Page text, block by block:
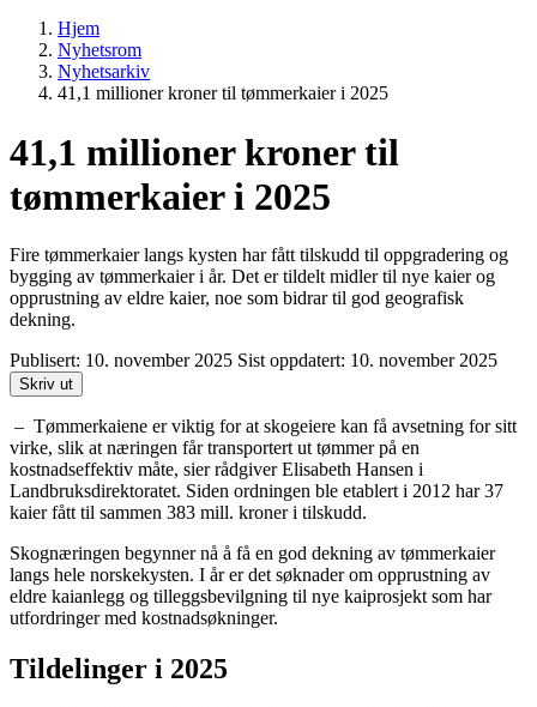
Hjem
Nyhetsrom
Nyhetsarkiv
41,1 millioner kroner til tømmerkaier i 2025
41,1 millioner kroner til
tømmerkaier i 2025
Fire tømmerkaier langs kysten har fått tilskudd til oppgradering og
bygging av tømmerkaier i år. Det er tildelt midler til nye kaier og
opprustning av eldre kaier, noe som bidrar til god geografisk
dekning.
Publisert: 10. november 2025 Sist oppdatert: 10. november 2025
Skriv ut
– Tømmerkaiene er viktig for at skogeiere kan få avsetning for sitt
virke, slik at næringen får transportert ut tømmer på en
kostnadseffektiv måte, sier rådgiver Elisabeth Hansen i
Landbruksdirektoratet. Siden ordningen ble etablert i 2012 har 37
kaier fått til sammen 383 mill. kroner i tilskudd.
Skognæringen begynner nå å få en god dekning av tømmerkaier
langs hele norskekysten. I år er det søknader om opprustning av
eldre kaianlegg og tilleggsbevilgning til nye kaiprosjekt som har
utfordringer med kostnadsøkninger.
Tildelinger i 2025